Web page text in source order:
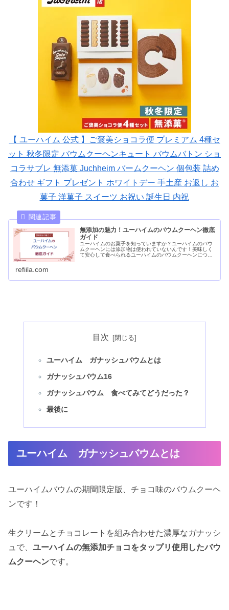
【 ユーハイム 公式 】ご褒美ショコラ便 プレミアム 4種セ
ット 秋冬限定 バウムクーヘンキュート バウムバトン ショ
コラサブレ 無添菓 Juchheim バームクーヘン 個包装 詰め
合わせ ギフト プレゼント ホワイトデー 手土産 お返し お
菓子 洋菓子 スイーツ お祝い 誕生日 内祝
無添加の魅力！ユーハイムのバウムクーヘン徹底
ガイド
ユーハイムのお菓子を知っていますか？ユーハイムのバウ
ムクーヘンには添加物は使われていないんです！美味しく
て安心して食べられるユーハイムのバウムクーヘンについ
refiila.com
目次
ユーハイム ガナッシュバウムとは
ガナッシュバウム16
ガナッシュバウム 食べてみてどうだった？
最後に
ユーハイム ガナッシュバウムとは
ユーハイムバウムの期間限定版、チョコ味のバウムクーヘ
ンです！
生クリームとチョコレートを組み合わせた濃厚なガナッシ
ュで、 ユーハイムの無添加チョコをタップリ使用したバウ
ムクーヘンです。